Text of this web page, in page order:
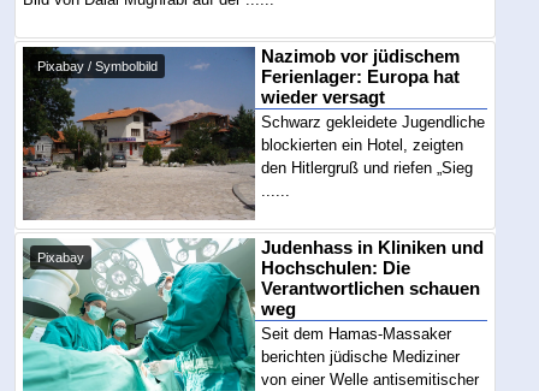
Pixabay / Symbolbild
Nazimob vor jüdischem
Ferienlager: Europa hat
wieder versagt
Schwarz gekleidete Jugendliche
blockierten ein Hotel, zeigten
den Hitlergruß und riefen „Sieg
......
Pixabay
Judenhass in Kliniken und
Hochschulen: Die
Verantwortlichen schauen
weg
Seit dem Hamas-Massaker
berichten jüdische Mediziner
von einer Welle antisemitischer